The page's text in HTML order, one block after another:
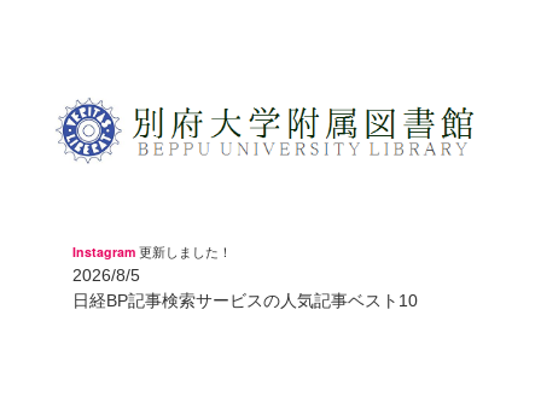
Instagram 更新しました！
2026/8/5
日経BP記事検索サービスの人気記事ベスト10